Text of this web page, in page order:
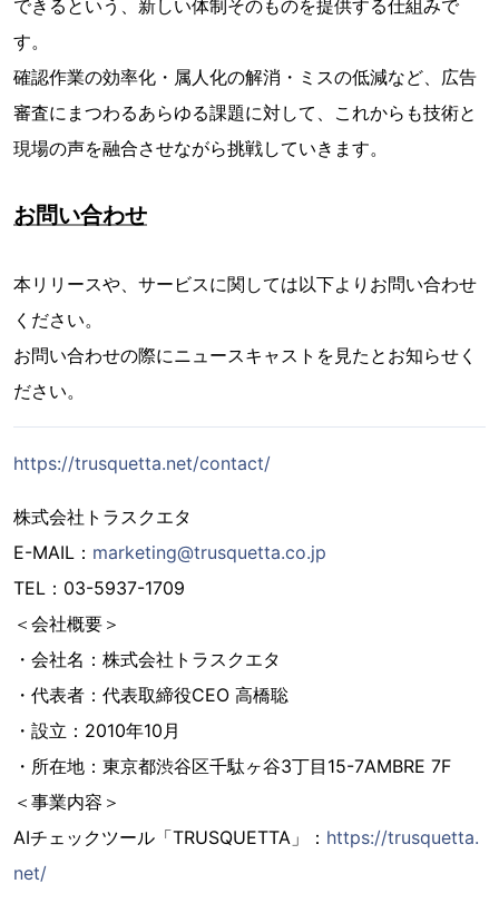
できるという、新しい体制そのものを提供する仕組みで
す。
確認作業の効率化・属人化の解消・ミスの低減など、広告
審査にまつわるあらゆる課題に対して、これからも技術と
現場の声を融合させながら挑戦していきます。
お問い合わせ
本リリースや、サービスに関しては以下よりお問い合わせ
ください。
お問い合わせの際にニュースキャストを見たとお知らせく
ださい。
https://trusquetta.net/contact/
株式会社トラスクエタ
E-MAIL： marketing@trusquetta.co.jp
TEL：03-5937-1709
＜会社概要＞
・会社名：株式会社トラスクエタ
・代表者：代表取締役CEO 高橋聡
・設立：2010年10月
・所在地：東京都渋谷区千駄ヶ谷3丁目15-7AMBRE 7F
＜事業内容＞
AIチェックツール「TRUSQUETTA」： https://trusquetta.
net/